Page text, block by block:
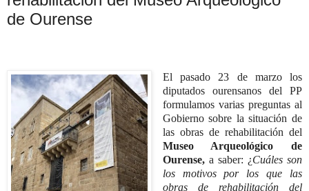
de Ourense
El pasado 23 de marzo los
diputados ourensanos del PP
formulamos varias preguntas al
Gobierno sobre la situación de
las obras de rehabilitación del
Museo Arqueológico de
Ourense,a saber: ¿Cuáles son
los motivos por los que las
obras de rehabilitación del